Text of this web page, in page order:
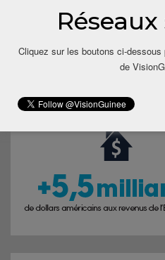
Cliquez sur les boutons ci-
de